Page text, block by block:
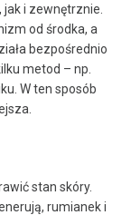
i zewnętrznie.
od środka, a
bezpośrednio
metod – np.
W ten sposób
stan skóry.
rumianek i